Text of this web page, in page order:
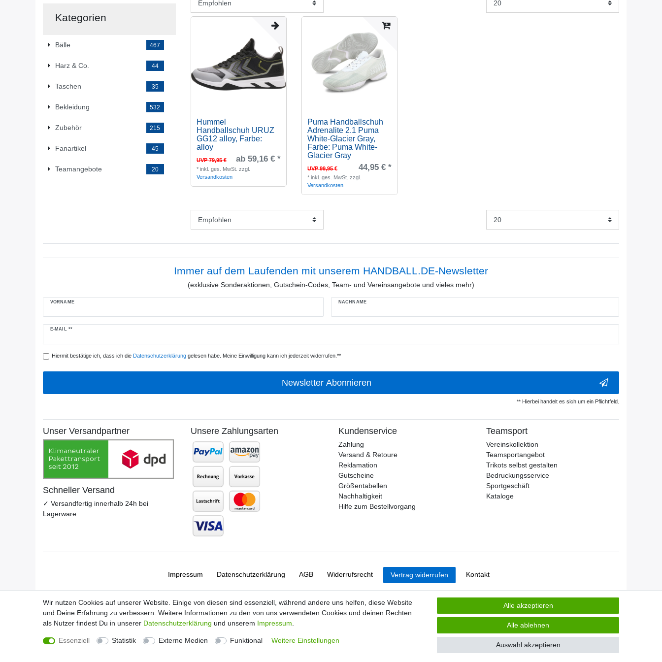
Kategorien
Bälle 467
Harz & Co. 44
Taschen 35
Bekleidung 532
Zubehör 215
Fanartikel 45
Teamangebote 20
Hummel
Handballschuh URUZ
GG12 alloy, Farbe:
alloy
UVP 79,95 € ab 59,16 € *
*inkl. ges. MwSt. zzgl.
Versandkosten
Puma Handballschuh
Adrenalite 2.1 Puma
White-Glacier Gray,
Farbe: Puma White-
Glacier Gray
UVP 99,95 € 44,95 € *
*inkl. ges. MwSt. zzgl.
Versandkosten
Immer auf dem Laufenden mit unserem HANDBALL.DE-Newsletter
(exklusive Sonderaktionen, Gutschein-Codes, Team- und Vereinsangebote und vieles mehr)
VORNAME NACHNAME
E-MAIL **
Newsletter
Hiermit bestätige ich, dass ich die Daten­schutz­erklärunggelesen habe. Meine Einwilligung kann ich jederzeit widerrufen.**
Newsletter Abonnieren
** Hierbei handelt es sich um ein Pflichtfeld.
Unser Versandpartner
Schneller Versand
✓ Versandfertig innerhalb 24h bei
Lagerware
Unsere Zahlungsarten Kundenservice
Zahlung
Versand & Retoure
Reklamation
Gutscheine
Größentabellen
Nachhaltigkeit
Hilfe zum Bestellvorgang
Teamsport
Vereinskollektion
Teamsportangebot
Trikots selbst gestalten
Bedruckungsservice
Sportgeschäft
Kataloge
Impressum Daten­schutz­erklärung AGB Widerrufs­recht Vertrag widerrufen Kontakt
Wir nutzen Cookies auf unserer Website. Einige von diesen sind essenziell, während andere uns helfen, diese Website
und Deine Erfahrung zu verbessern. Weitere Informationen zu den von uns verwendeten Cookies und deinen Rechten
als Nutzer findest Du in unserer Daten­schutz­erklärung und unserem Impressum
Essenziell Statistik Externe Medien Funktional Weitere Einstellungen
Alle akzeptieren
Alle ablehnen
Auswahl akzeptieren